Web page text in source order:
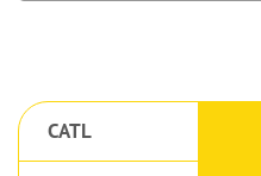
CATL